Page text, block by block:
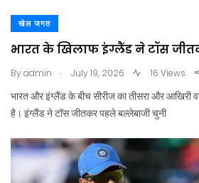
खेल जगत
भारत के खिलाफ इंग्लैंड ने टॉस
Byadmin . July 19, 2026 16 Views
भारत और इंग्लैंड के बीच सीरीज का तीसरा और आखिरी
है। इंग्लैंड ने टॉस जीतकर पहले बल्लेबाजी चुनी